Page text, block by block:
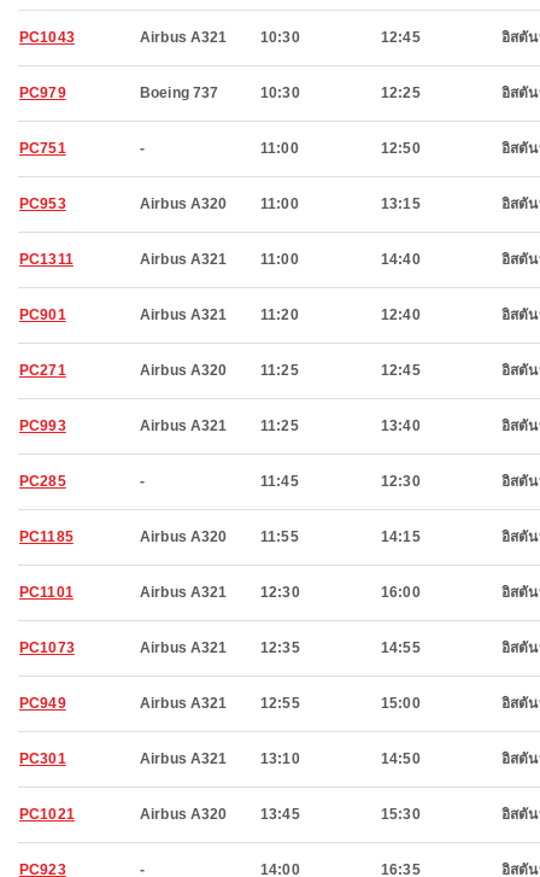
PC1043 Airbus A321 10:30 12:45 อิสตั
PC979 Boeing 737 10:30 12:25 อิสตั
PC751 - 11:00 12:50 อิสตั
PC953 Airbus A320 11:00 13:15 อิสตั
PC1311 Airbus A321 11:00 14:40 อิสตั
PC901 Airbus A321 11:20 12:40 อิสตั
PC271 Airbus A320 11:25 12:45 อิสตั
PC993 Airbus A321 11:25 13:40 อิสตั
PC285 - 11:45 12:30 อิสตั
PC1185 Airbus A320 11:55 14:15 อิสตั
PC1101 Airbus A321 12:30 16:00 อิสตั
PC1073 Airbus A321 12:35 14:55 อิสตั
PC949 Airbus A321 12:55 15:00 อิสตั
PC301 Airbus A321 13:10 14:50 อิสตั
PC1021 Airbus A320 13:45 15:30 อิสตั
PC923 - 14:00 16:35 อิสตั